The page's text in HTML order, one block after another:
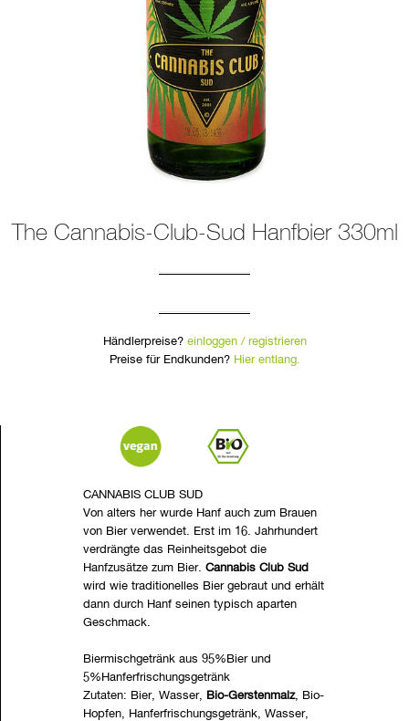
The Cannabis-Club-Sud Hanfbier 330ml
Händlerpreise? einloggen / registrieren
Preise für Endkunden? Hier entlang.
CANNABIS CLUB SUD
Von alters her wurde Hanf auch zum Brauen
von Bier verwendet. Erst im 16. Jahrhundert
verdrängte das Reinheitsgebot die
Hanfzusätze zum Bier. Cannabis Club Sud
wird wie traditionelles Bier gebraut und erhält
dann durch Hanf seinen typisch aparten
Geschmack.
Biermischgetränk aus 95%Bier und
5%Hanferfrischungsgetränk
Zutaten: Bier, Wasser,
Bio-Gerstenmalz, Bio-
Hopfen, Hanferfrischungsgetränk, Wasser,